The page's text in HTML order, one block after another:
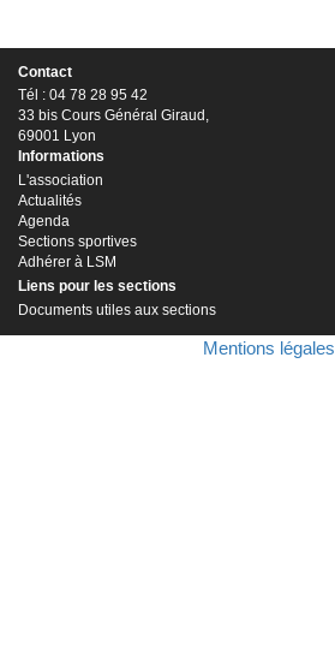
Contact
Tél : 04 78 28 95 42
33 bis Cours Général Giraud,
69001 Lyon
Informations
L'association
Actualités
Agenda
Sections sportives
Adhérer à LSM
Liens pour les sections
Documents utiles aux sections
Mentions légales